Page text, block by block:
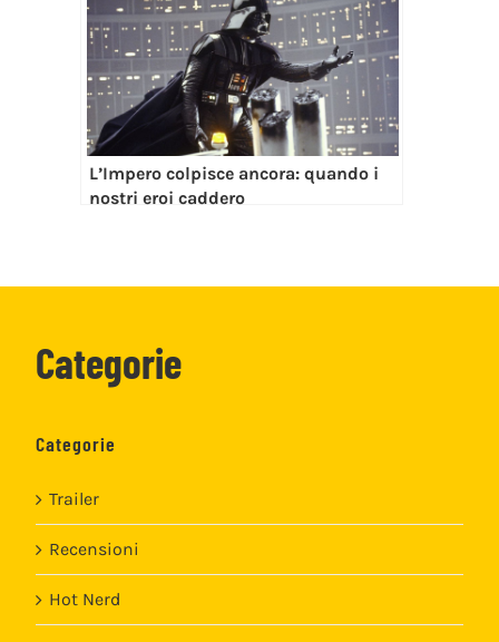
L’Impero colpisce ancora: quando i
nostri eroi caddero
Categorie
Categorie
Trailer
Recensioni
Hot Nerd